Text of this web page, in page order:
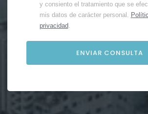
y consiento el tratamiento que se
mis datos de carácter personal.
privacidad.